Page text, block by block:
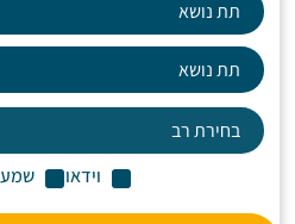
וידאו שמע